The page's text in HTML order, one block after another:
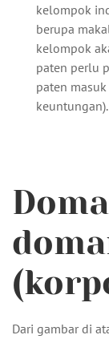
kelompok
berupa
kelompok
paten perlu
paten
keuntungan).
Dari gambar di